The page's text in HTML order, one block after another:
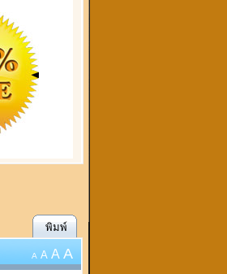
พิมพ์
A A A A